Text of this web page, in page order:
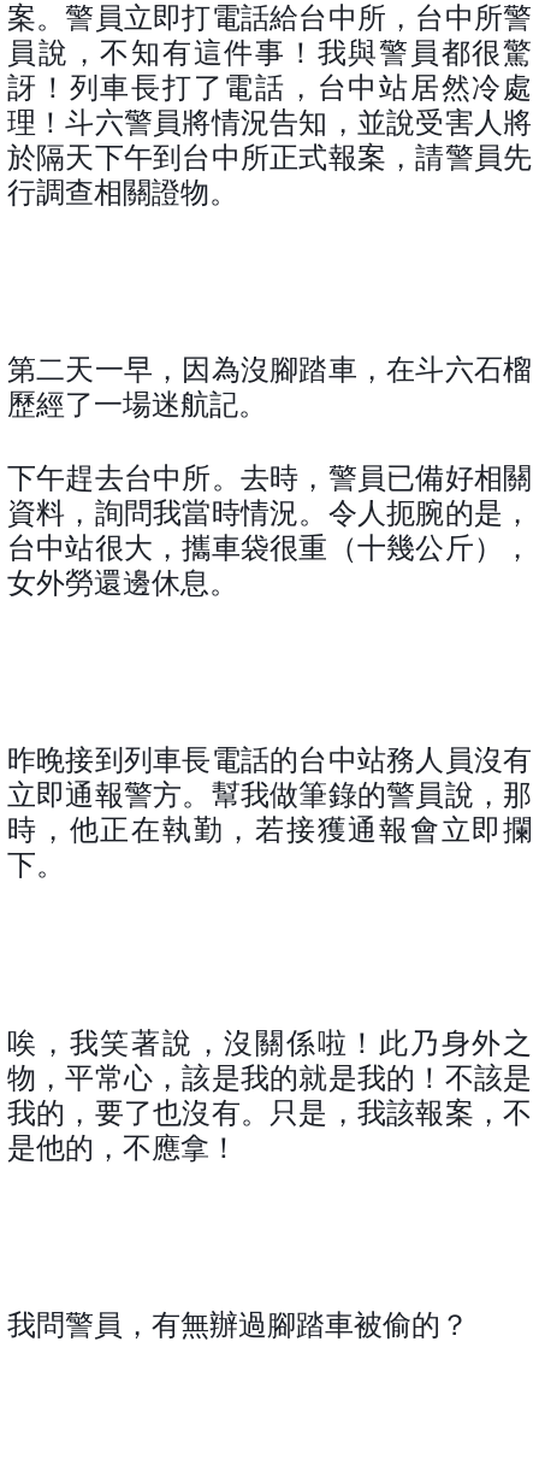
案。警員立即打電話給台中所，台中所警
員說，不知有這件事！我與警員都很驚
訝！列車長打了電話，台中站居然冷處
理！斗六警員將情況告知，並說受害人將
於隔天下午到台中所正式報案，請警員先
行調查相關證物。
第二天一早，因為沒腳踏車，在斗六石榴
歷經了一場迷航記。
下午趕去台中所。去時，警員已備好相關
資料，詢問我當時情況。令人扼腕的是，
台中站很大，攜車袋很重（十幾公斤），
女外勞還邊休息。
昨晚接到列車長電話的台中站務人員沒有
立即通報警方。幫我做筆錄的警員說，那
時，他正在執勤，若接獲通報會立即攔
下。
唉，我笑著說，沒關係啦！此乃身外之
物，平常心，該是我的就是我的！不該是
我的，要了也沒有。只是，我該報案，不
是他的，不應拿！
我問警員，有無辦過腳踏車被偷的？